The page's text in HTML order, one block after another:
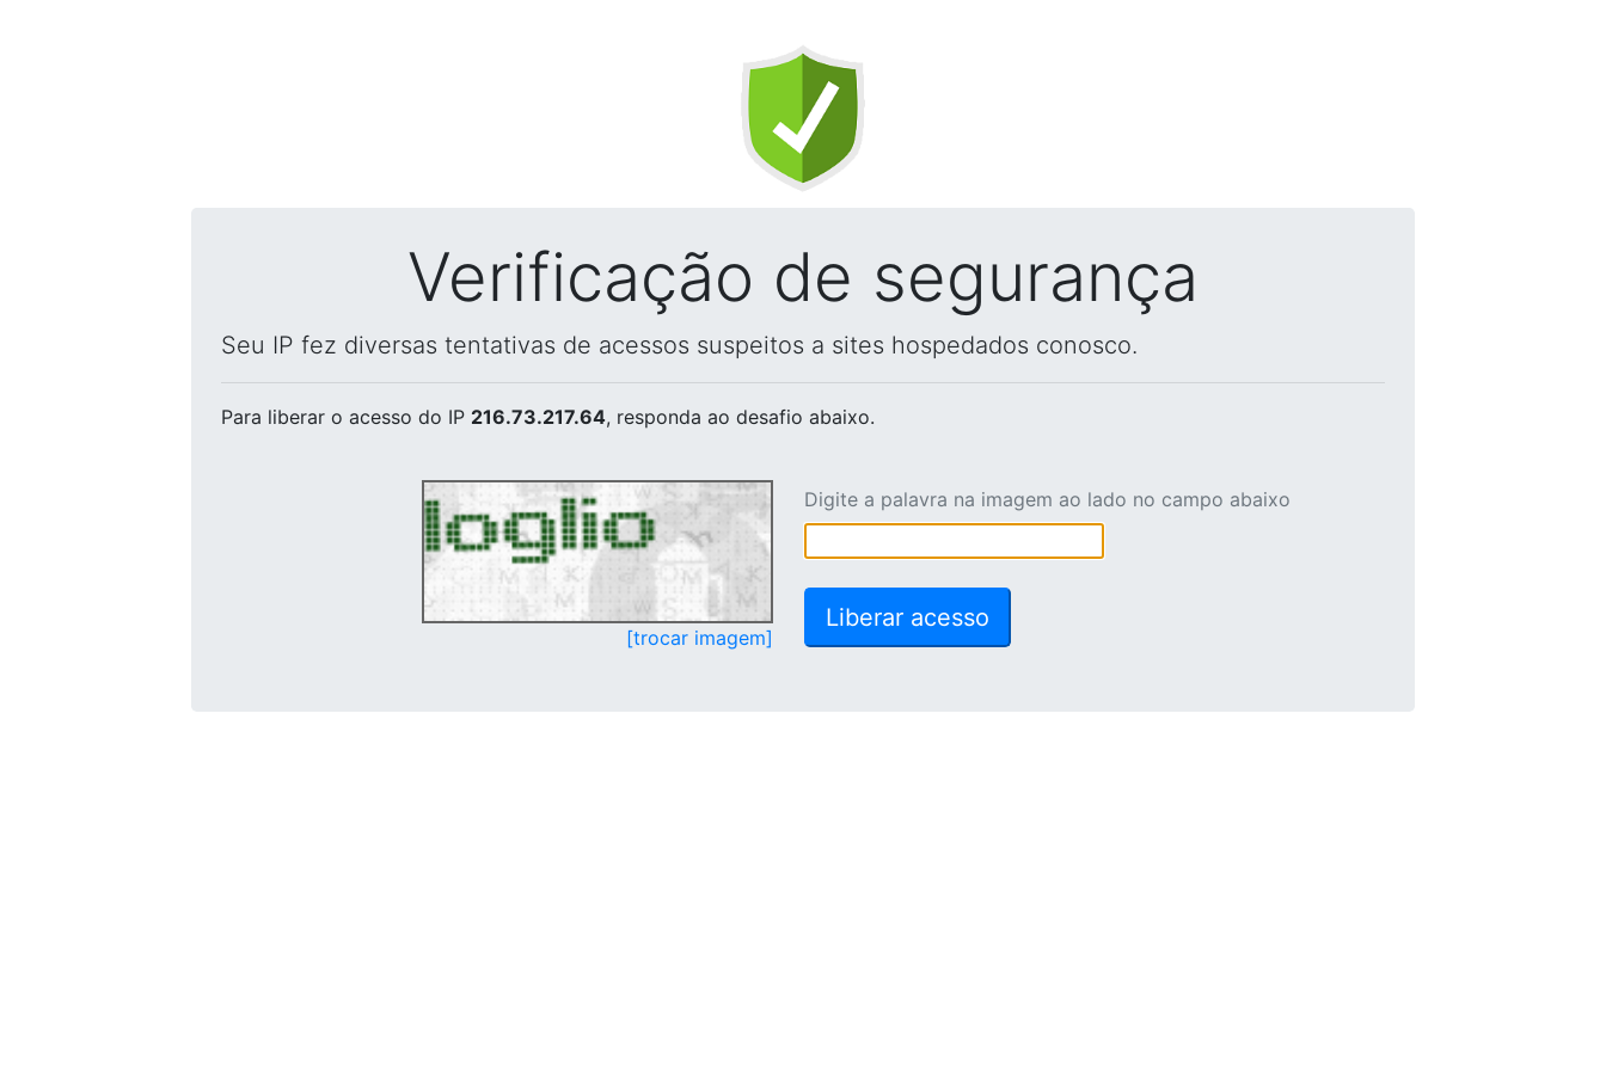
Verificação de segurança
Seu IP fez diversas tentativas de acessos suspeitos a sites hospedados conosco.
Para liberar o acesso do IP 216.73.217.64, responda ao desafio abaixo.
[trocar imagem]
Digite a palavra na imagem ao lado no campo abaixo